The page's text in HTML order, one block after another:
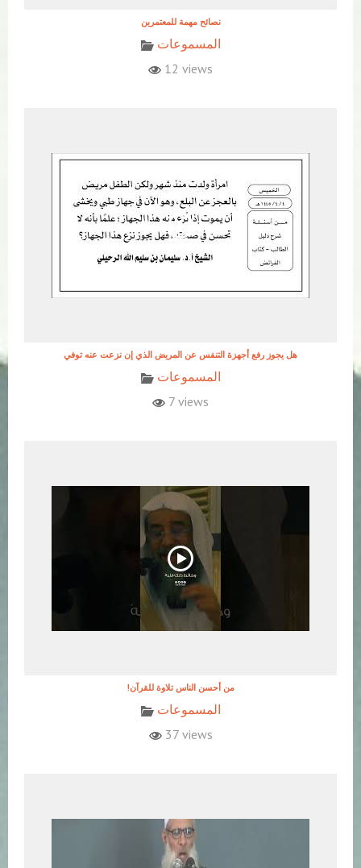
نصائح مهمة للمعتمرين
المسموعات
12 views
هل يجوز رفع أجهزة التنفس عن المريض الذي إن نزعت عنه توفي
المسموعات
7 views
!من أحسن الناس تلاوة للقرآن
المسموعات
37 views